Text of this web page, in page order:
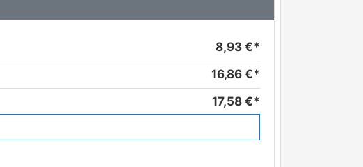
8,93 €*
16,86 €*
17,58 €*